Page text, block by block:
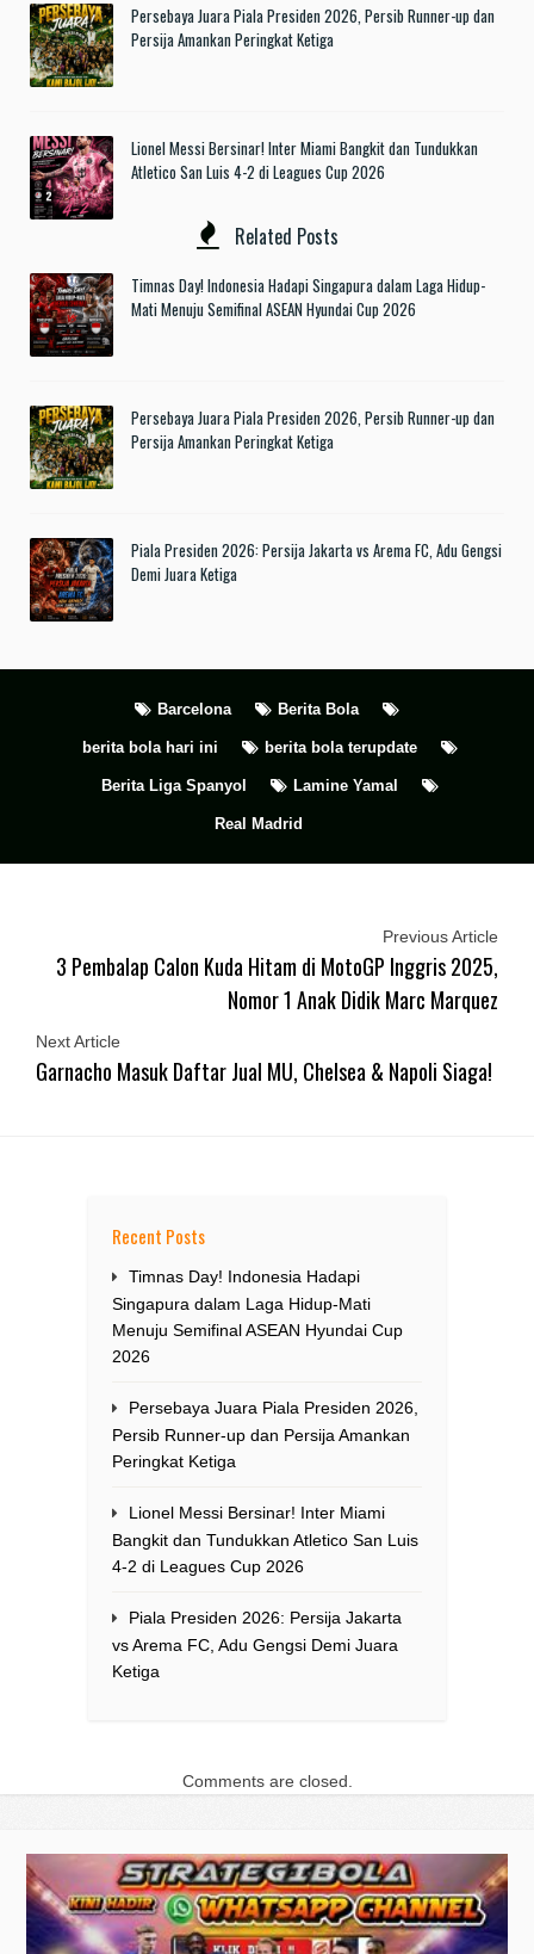
Persebaya Juara Piala Presiden 2026, Persib Runner-up dan
Persija Amankan Peringkat Ketiga
Lionel Messi Bersinar! Inter Miami Bangkit dan Tundukkan
Atletico San Luis 4-2 di Leagues Cup 2026
Related Posts
Timnas Day! Indonesia Hadapi Singapura dalam Laga Hidup-
Mati Menuju Semifinal ASEAN Hyundai Cup 2026
Persebaya Juara Piala Presiden 2026, Persib Runner-up dan
Persija Amankan Peringkat Ketiga
Piala Presiden 2026: Persija Jakarta vs Arema FC, Adu Gengsi
Demi Juara Ketiga
Barcelona Berita Bola
berita bola hari ini berita bola terupdate
Berita Liga Spanyol Lamine Yamal
Real Madrid
Previous Article
3 Pembalap Calon Kuda Hitam di MotoGP Inggris 2025,
Nomor 1 Anak Didik Marc Marquez
Next Article
Garnacho Masuk Daftar Jual MU, Chelsea & Napoli Siaga!
Recent Posts
Timnas Day! Indonesia Hadapi
Singapura dalam Laga Hidup-Mati
Menuju Semifinal ASEAN Hyundai Cup
2026
Persebaya Juara Piala Presiden 2026,
Persib Runner-up dan Persija Amankan
Peringkat Ketiga
Lionel Messi Bersinar! Inter Miami
Bangkit dan Tundukkan Atletico San Luis
4-2 di Leagues Cup 2026
Piala Presiden 2026: Persija Jakarta
vs Arema FC, Adu Gengsi Demi Juara
Ketiga
Comments are closed.